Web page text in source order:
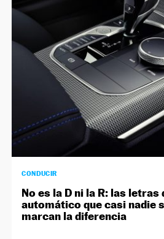
NEWSLETTER
SÍGUENOS
CONDUCIR
No es la D ni la R: las letras
automático que casi nadie
marcan la diferencia